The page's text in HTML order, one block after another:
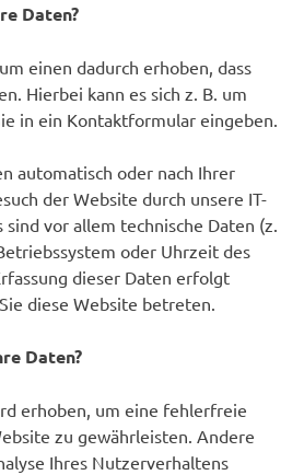
Daten?
einen dadurch erhoben, dass
Hierbei kann es sich z. B. um
in ein Kontaktformular eingeben.
automatisch oder nach Ihrer
der Website durch unsere IT-
vor allem technische Daten (z.
oder Uhrzeit des
dieser Daten erfolgt
diese Website betreten.
Daten?
erhoben, um eine fehlerfreie
zu gewährleisten. Andere
Ihres Nutzerverhaltens